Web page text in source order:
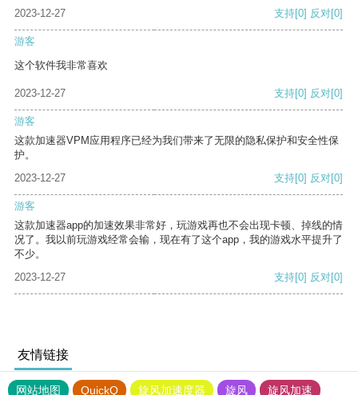
2023-12-27
支持[0] 反对[0]
游客
这个软件我非常喜欢
2023-12-27 支持[0] 反对[0]
游客
这款加速器VPM应用程序已经为我们带来了无限的隐私保护和安全性保
护。
2023-12-27
支持[0] 反对[0]
游客
这款加速器app的加速效果非常好，玩游戏再也不会出现卡顿、掉线的情
况了。我以前玩游戏经常会输，现在有了这个app，我的游戏水平提升了
不少。
2023-12-27
支持[0] 反对[0]
友情链接
网站地图 QuickQ 旋风加速度器 旋风 旋风加速